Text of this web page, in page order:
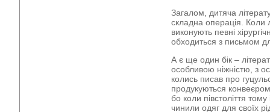
Загалом, дитяча
складна операція. Коли
виконують певні
обходиться з письмом
А є ще один бік –
особливою ніжністю, з
колись писав про
продукуються
бо коли півстоліття
чинили одяг для своїх